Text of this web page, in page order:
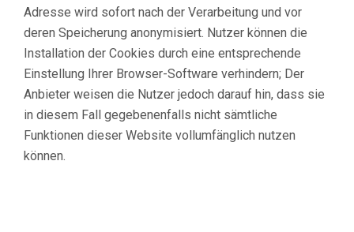
Adresse wird sofort nach der Verarbeitung und vor
deren Speicherung anonymisiert. Nutzer können die
Installation der Cookies durch eine entsprechende
Einstellung Ihrer Browser-Software verhindern; Der
Anbieter weisen die Nutzer jedoch darauf hin, dass sie
in diesem Fall gegebenenfalls nicht sämtliche
Funktionen dieser Website vollumfänglich nutzen
können.